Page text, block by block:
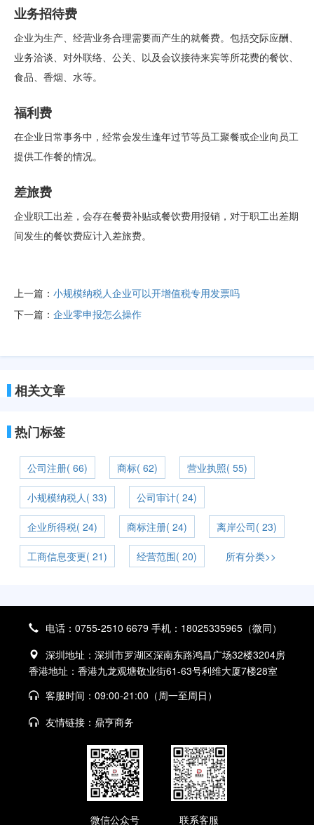
业务招待费
企业为生产、经营业务合理需要而产生的就餐费。包括交际应酬、
业务洽谈、对外联络、公关、以及会议接待来宾等所花费的餐饮、
食品、香烟、水等。
福利费
在企业日常事务中，经常会发生逢年过节等员工聚餐或企业向员工
提供工作餐的情况。
差旅费
企业职工出差，会存在餐费补贴或餐饮费用报销，对于职工出差期
间发生的餐饮费应计入差旅费。
上一篇： 小规模纳税人企业可以开增值税专用发票吗
下一篇： 企业零申报怎么操作
相关文章
热门标签
公司注册( 66) 商标( 62) 营业执照( 55)
小规模纳税人( 33) 公司审计( 24)
企业所得税( 24) 商标注册( 24) 离岸公司( 23)
工商信息变更( 21) 经营范围( 20) 所有分类>>
电话：0755-2510 6679 手机：18025335965（微同）
深圳地址：深圳市罗湖区深南东路鸿昌广场32楼3204房
香港地址：香港九龙观塘敬业街61-63号利维大厦7楼28室
客服时间：09:00-21:00（周一至周日）
友情链接： 鼎亨商务
微信公众号 联系客服